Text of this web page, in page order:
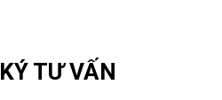
TƯ VẤN